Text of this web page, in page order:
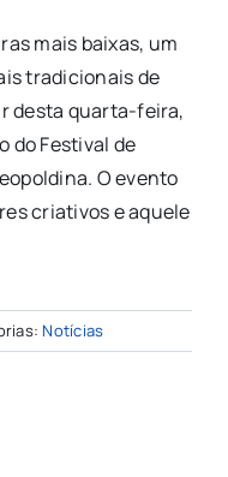
mais baixas, um
tradicionais de
desta quarta-feira,
do Festival de
O evento
criativos e aquele
Notícias